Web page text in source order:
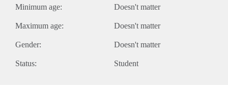
Minimum age: Doesn't matter
Maximum age: Doesn't matter
Gender: Doesn't matter
Status: Student